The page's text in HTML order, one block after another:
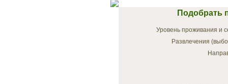
Подобрать
Уровень проживания и
Развлечения